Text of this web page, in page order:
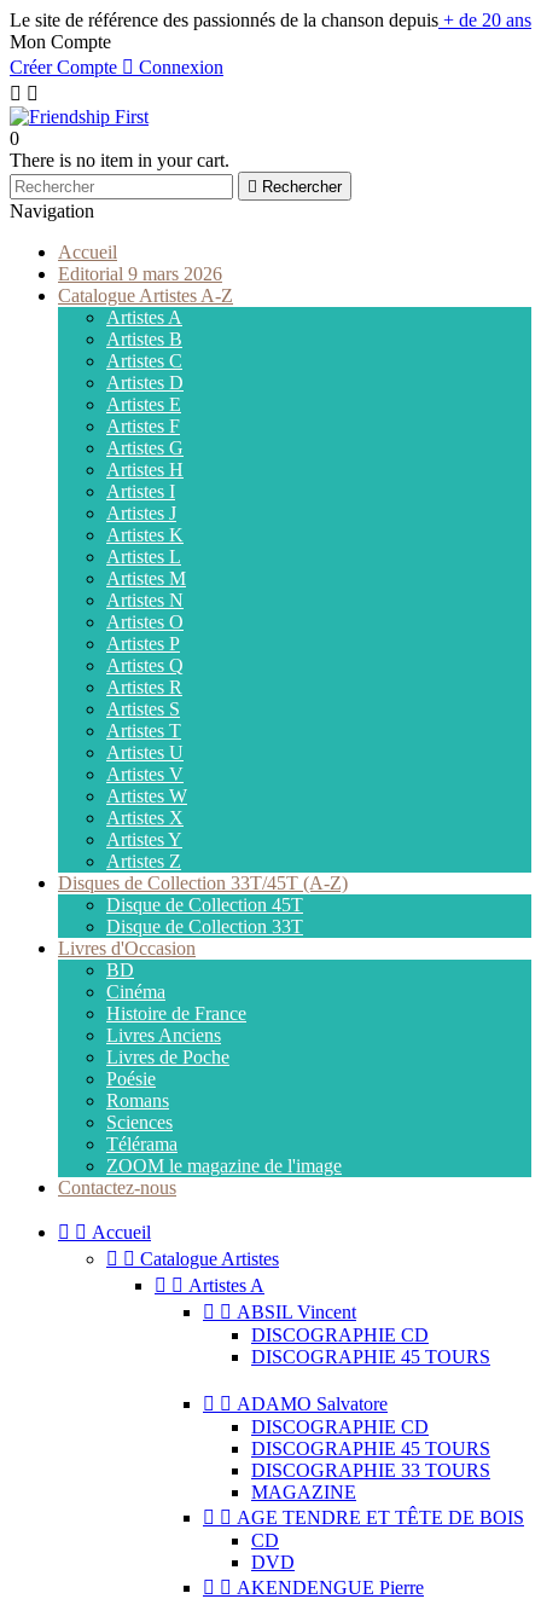
Le site de référence des passionnés de la chanson depuis + de 20 ans
Mon Compte
Créer Compte  Connexion
 
0
There is no item in your cart.
 Rechercher
Navigation
Accueil
Editorial 9 mars 2026
Catalogue Artistes A-Z
Artistes A
Artistes B
Artistes C
Artistes D
Artistes E
Artistes F
Artistes G
Artistes H
Artistes I
Artistes J
Artistes K
Artistes L
Artistes M
Artistes N
Artistes O
Artistes P
Artistes Q
Artistes R
Artistes S
Artistes T
Artistes U
Artistes V
Artistes W
Artistes X
Artistes Y
Artistes Z
Disques de Collection 33T/45T (A-Z)
Disque de Collection 45T
Disque de Collection 33T
Livres d'Occasion
BD
Cinéma
Histoire de France
Livres Anciens
Livres de Poche
Poésie
Romans
Sciences
Télérama
ZOOM le magazine de l'image
Contactez-nous
  Accueil
  Catalogue Artistes
  Artistes A
  ABSIL Vincent
DISCOGRAPHIE CD
DISCOGRAPHIE 45 TOURS
  ADAMO Salvatore
DISCOGRAPHIE CD
DISCOGRAPHIE 45 TOURS
DISCOGRAPHIE 33 TOURS
MAGAZINE
  AGE TENDRE ET TÊTE DE BOIS
CD
DVD
  AKENDENGUE Pierre